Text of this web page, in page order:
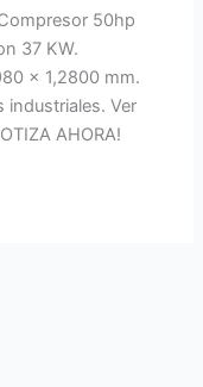
50hp
37 KW.
x 1,2800 mm.
industriales. Ver
AHORA!